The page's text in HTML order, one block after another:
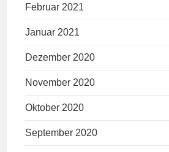
Februar 2021
Januar 2021
Dezember 2020
November 2020
Oktober 2020
September 2020